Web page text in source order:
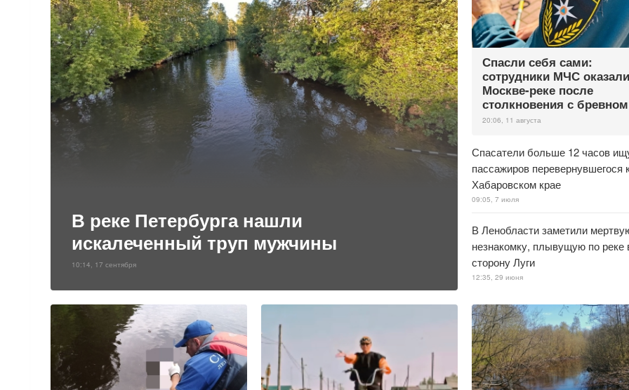
В реке Петербурга нашли
искалеченный труп мужчины
10:14, 17 сентября
Спасли себя сами:
сотрудники МЧС
Москве-реке после
столкновения с бревном
20:06, 11 августа
Спасатели больше 12 часов
пассажиров перевернувшегося
Хабаровском крае
09:05, 7 июля
В Ленобласти заметили
незнакомку, плывущую по реке
сторону Луги
12:35, 29 июня